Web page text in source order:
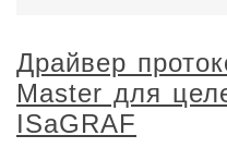
Драйвер
Master для
ISaGRAF